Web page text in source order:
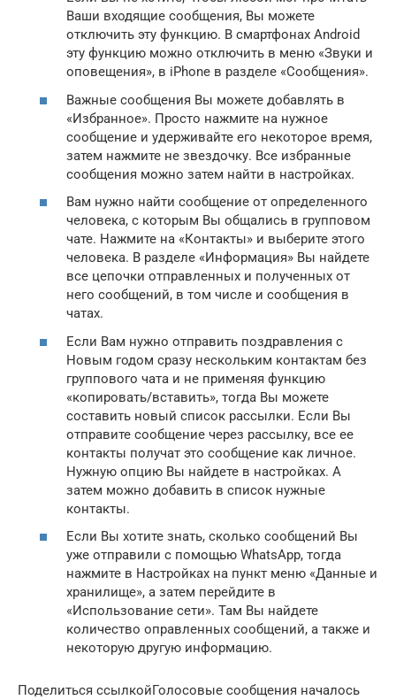
Ваши входящие сообщения, Вы можете
отключить эту функцию. В смартфонах Android
эту функцию можно отключить в меню «Звуки и
оповещения», в iPhone в разделе «Сообщения».
Важные сообщения Вы можете добавлять в
«Избранное». Просто нажмите на нужное
сообщение и удерживайте его некоторое время,
затем нажмите не звездочку. Все избранные
сообщения можно затем найти в настройках.
Вам нужно найти сообщение от определенного
человека, с которым Вы общались в групповом
чате. Нажмите на «Контакты» и выберите этого
человека. В разделе «Информация» Вы найдете
все цепочки отправленных и полученных от
него сообщений, в том числе и сообщения в
чатах.
Если Вам нужно отправить поздравления с
Новым годом сразу нескольким контактам без
группового чата и не применяя функцию
«копировать/вставить», тогда Вы можете
составить новый список рассылки. Если Вы
отправите сообщение через рассылку, все ее
контакты получат это сообщение как личное.
Нужную опцию Вы найдете в настройках. А
затем можно добавить в список нужные
контакты.
Если Вы хотите знать, сколько сообщений Вы
уже отправили с помощью WhatsApp, тогда
нажмите в Настройках на пункт меню «Данные и
хранилище», а затем перейдите в
«Использование сети». Там Вы найдете
количество оправленных сообщений, а также и
некоторую другую информацию.
Поделиться ссылкойГолосовые сообщения началось